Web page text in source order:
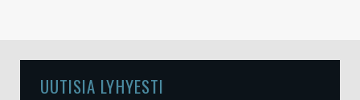
UUTISIA LYHYESTI